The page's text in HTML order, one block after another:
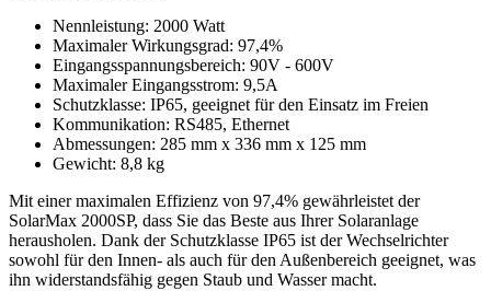
Nennleistung: 2000 Watt
Maximaler Wirkungsgrad: 97,4%
Eingangsspannungsbereich: 90V - 600V
Maximaler Eingangsstrom: 9,5A
Schutzklasse: IP65, geeignet für den Einsatz im Freien
Kommunikation: RS485, Ethernet
Abmessungen: 285 mm x 336 mm x 125 mm
Gewicht: 8,8 kg
Mit einer maximalen Effizienz von 97,4% gewährleistet der
SolarMax 2000SP, dass Sie das Beste aus Ihrer Solaranlage
herausholen. Dank der Schutzklasse IP65 ist der Wechselrichter
sowohl für den Innen- als auch für den Außenbereich geeignet, was
ihn widerstandsfähig gegen Staub und Wasser macht.